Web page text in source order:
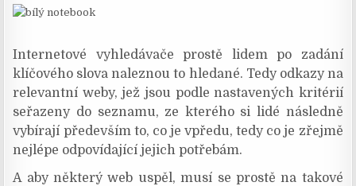
Internetové vyhledávače prostě lidem po zadání
klíčového slova naleznou to hledané. Tedy odkazy na
relevantní weby, jež jsou podle nastavených kritérií
seřazeny do seznamu, ze kterého si lidé následně
vybírají především to, co je vpředu, tedy co je zřejmě
nejlépe odpovídající jejich potřebám.
A aby některý web uspěl, musí se prostě na takové